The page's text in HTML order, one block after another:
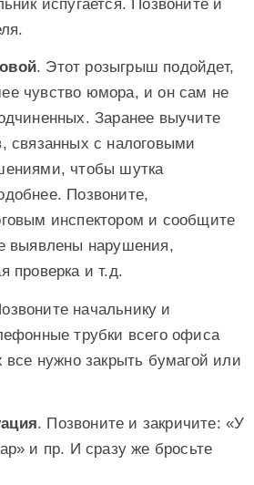
испугается. Позвоните и
. Этот розыгрыш подойдет,
чувство юмора, и он сам не
Заранее выучите
связанных с налоговыми
чтобы шутка
Позвоните,
инспектором и сообщите
выявлены нарушения,
проверка и т.д.
начальнику и
трубки всего офиса
все нужно закрыть бумагой или
. Позвоните и закричите: «У
и пр. И сразу же бросьте